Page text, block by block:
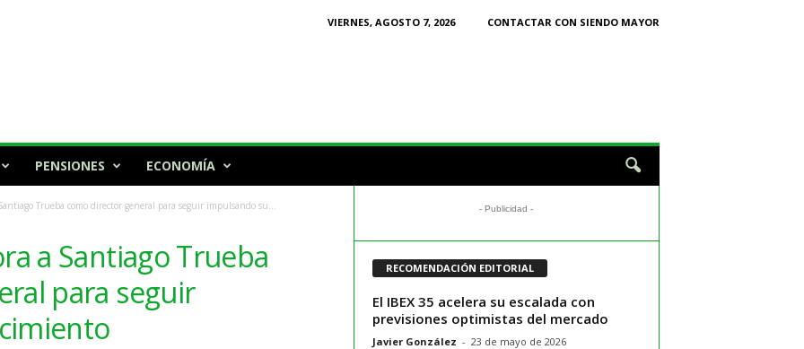
VIERNES, AGOSTO 7, 2026
CONTACTAR CON SIENDO MAYOR
PENSIONES ECONOMÍA
Trueba como director general para seguir impulsando su...
a Santiago Trueba
para seguir
- Publicidad -
RECOMENDACIÓN EDITORIAL
El IBEX 35 acelera su escalada con
previsiones optimistas del mercado
Javier González - 23 de mayo de 2026